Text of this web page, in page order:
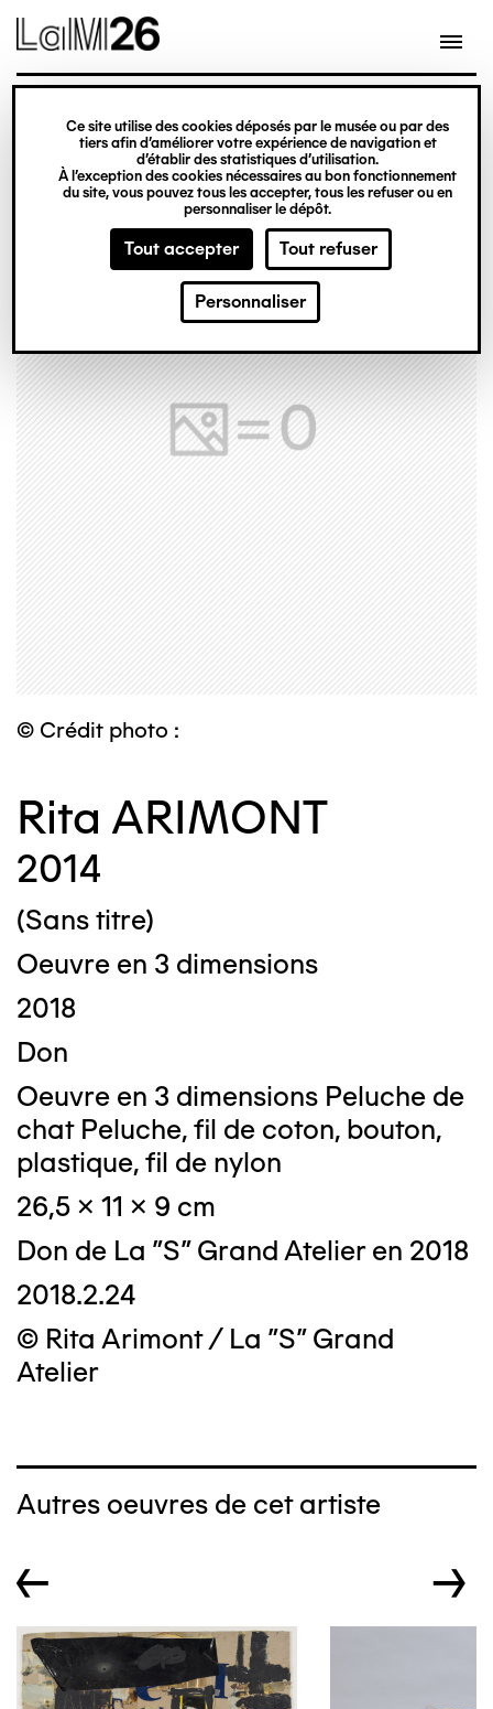
Gestion des cookies
Ce site utilise des cookies déposés par le musée ou par des
tiers afin d’améliorer votre expérience de navigation et
d’établir des statistiques d’utilisation.
À l’exception des cookies nécessaires au bon fonctionnement
du site, vous pouvez tous les accepter, tous les refuser ou en
personnaliser le dépôt.
Tout accepter Tout refuser
Personnaliser
contenu
© Crédit photo :
Rita ARIMONT
2014
(Sans titre)
Oeuvre en 3 dimensions
2018
Don
Oeuvre en 3 dimensions Peluche de
chat Peluche, fil de coton, bouton,
plastique, fil de nylon
26,5 x 11 x 9 cm
Don de La "S" Grand Atelier en 2018
2018.2.24
© Rita Arimont / La "S" Grand
Atelier
Autres oeuvres de cet artiste
← →